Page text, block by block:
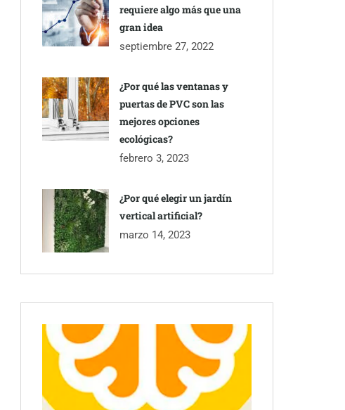
requiere algo más que una
gran idea
septiembre 27, 2022
¿Por qué las ventanas y
puertas de PVC son las
mejores opciones
ecológicas?
febrero 3, 2023
¿Por qué elegir un jardín
vertical artificial?
marzo 14, 2023